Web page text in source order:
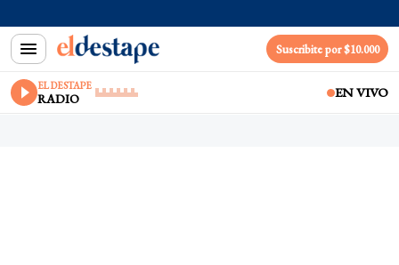
Suscribite por $10.000
EL DESTAPE
RADIO EN VIVO